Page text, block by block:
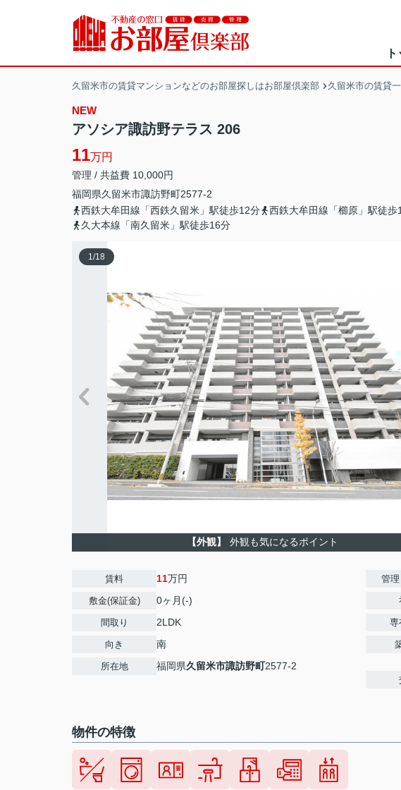
久留米市の賃貸マンションなどのお部屋探しはお部屋倶楽部 久留米市の賃貸
NEW
アソシア諏訪野テラス 206
11万円
管理 / 共益費 10,000円
福岡県久留米市諏訪野町2577-2
西鉄大牟田線「西鉄久留米」駅徒歩12分
西鉄大牟田線「櫛原」駅徒歩
久大本線「南久留米」駅徒歩16分
1/18
【外観】 外観も気になるポイント
賃料 11万円
敷金(保証金) 0ヶ月(-)
間取り 2LDK
向き 南
所在地 福岡県久留米市諏訪野町2577-2
管
専
物件の特徴